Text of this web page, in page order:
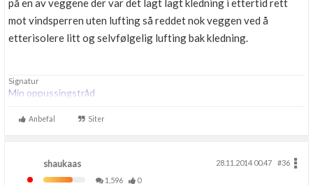
på en av veggene der var det lagt lagt kledning i ettertid rett
mot vindsperren uten lufting så reddet nok veggen ved å
etterisolere litt og selvfølgelig lufting bak kledning.
Signatur
Min oppussingstråd
Anbefal Siter
shaukaas 28.11.2014 00.47
#36
1,596
0